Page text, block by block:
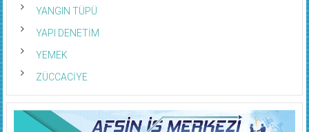
YANGIN TÜPÜ
YAPI DENETİM
YEMEK
ZÜCCACİYE